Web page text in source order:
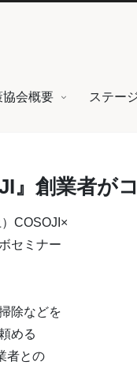
協会概要 ステー
』創業者が
COSOJI×
セミナー
除などを
める
者との